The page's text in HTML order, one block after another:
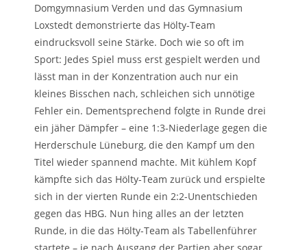
Domgymnasium Verden und das Gymnasium
Loxstedt demonstrierte das Hölty-Team
eindrucksvoll seine Stärke. Doch wie so oft im
Sport: Jedes Spiel muss erst gespielt werden und
lässt man in der Konzentration auch nur ein
kleines Bisschen nach, schleichen sich unnötige
Fehler ein. Dementsprechend folgte in Runde drei
ein jäher Dämpfer – eine 1:3-Niederlage gegen die
Herderschule Lüneburg, die den Kampf um den
Titel wieder spannend machte. Mit kühlem Kopf
kämpfte sich das Hölty-Team zurück und erspielte
sich in der vierten Runde ein 2:2-Unentschieden
gegen das HBG. Nun hing alles an der letzten
Runde, in die das Hölty-Team als Tabellenführer
startete – je nach Ausgang der Partien aber sogar